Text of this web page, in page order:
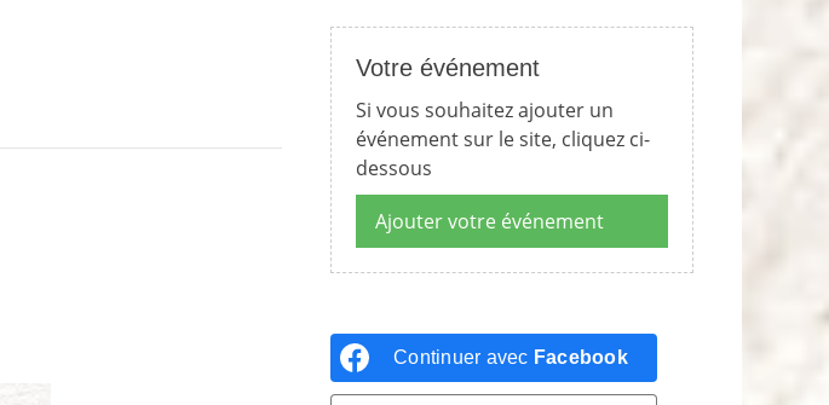
Votre événement
Si vous souhaitez ajouter un
événement sur le site, cliquez ci-
dessous
Ajouter votre événement
Continuer avec Facebook